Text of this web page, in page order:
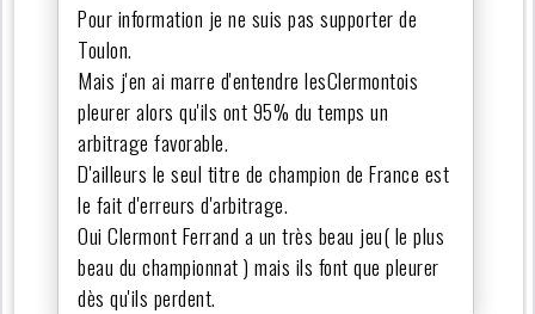
Pour information je ne suis pas supporter de
Toulon.
Mais j'en ai marre d'entendre lesClermontois
pleurer alors qu'ils ont 95% du temps un
arbitrage favorable.
D'ailleurs le seul titre de champion de France est
le fait d'erreurs d'arbitrage.
Oui Clermont Ferrand a un très beau jeu( le plus
beau du championnat ) mais ils font que pleurer
dès qu'ils perdent.